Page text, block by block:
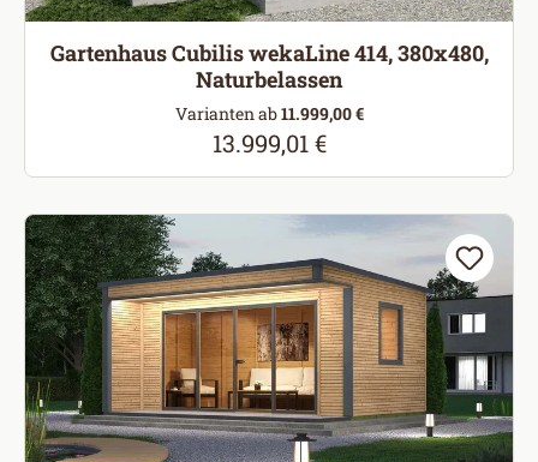
Gartenhaus Cubilis wekaLine 414, 380x480,
Naturbelassen
Varianten ab11.999,00 €
Regulärer Preis:
13.999,01 €